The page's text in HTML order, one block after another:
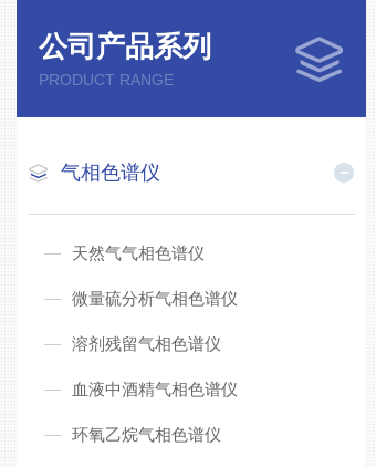
公司产品系列
PRODUCT RANGE
气相色谱仪
天然气气相色谱仪
微量硫分析气相色谱仪
溶剂残留气相色谱仪
血液中酒精气相色谱仪
环氧乙烷气相色谱仪